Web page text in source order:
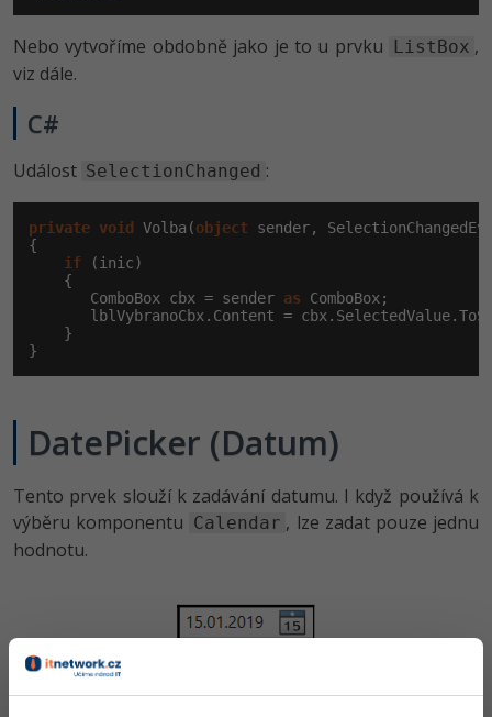
Nebo vytvoříme obdobně jako je to u prvku ListBox ,
viz dále.
C#
Událost SelectionChanged :
private void Volba(object sender,
{
if (inic)
    {
       ComboBox cbx = sender
as ComboBox;
lblVybranoCbx.Content =
    }
}
DatePicker (Datum)
Tento prvek slouží k zadávání datumu. I když používá k
výběru komponentu Calendar , lze zadat pouze jednu
hodnotu.